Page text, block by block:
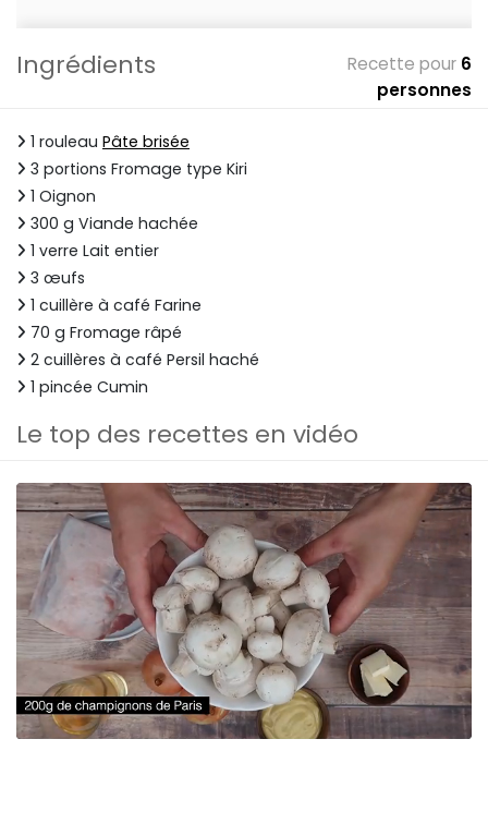
Ingrédients Recette pour 6
personnes
1 rouleau Pâte brisée
3 portions Fromage type Kiri
1 Oignon
300 g Viande hachée
1 verre Lait entier
3 œufs
1 cuillère à café Farine
70 g Fromage râpé
2 cuillères à café Persil haché
1 pincée Cumin
Le top des recettes en vidéo